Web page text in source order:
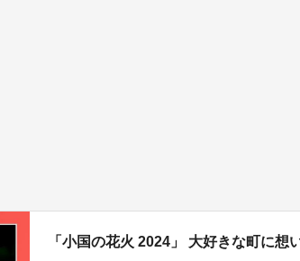
「小国の花火 2024」 大好きな町に想